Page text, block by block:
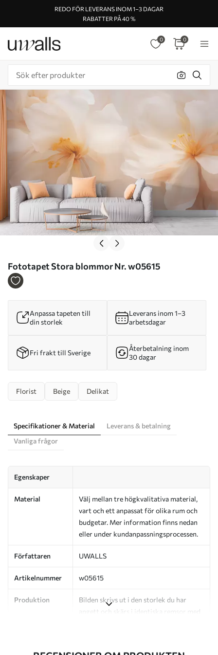
REDO FÖR LEVERANS INOM 1–3 DAGAR
RABATTER PÅ 40 %
0 0
Fototapet Stora blommor Nr. w05615
Anpassa tapeten till
din storlek
Leverans inom 1–3
arbetsdagar
Fri frakt till Sverige
Återbetalning inom
30 dagar
Florist Beige Delikat
Specifikationer & Material
Leverans & betalning
Vanliga frågor
Egenskaper
Material
Välj mellan tre högkvalitativa material,
vart och ett anpassat för olika rum och
budgetar. Mer information finns nedan
eller under kundanpassningsprocessen.
Författaren UWALLS
Artikelnummer w05615
Produktion
Bilden skrivs ut i den storlek du har
angett och skärs i identiska remsor med